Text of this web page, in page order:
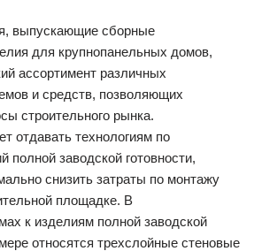
выпускающие сборные
для крупнопанельных домов,
ассортимент различных
и средств, позволяющих
строительного рынка.
отдавать технологиям по
полной заводской готовности,
снизить затраты по монтажу
площадке. В
к изделиям полной заводской
относятся трехслойные стеновые